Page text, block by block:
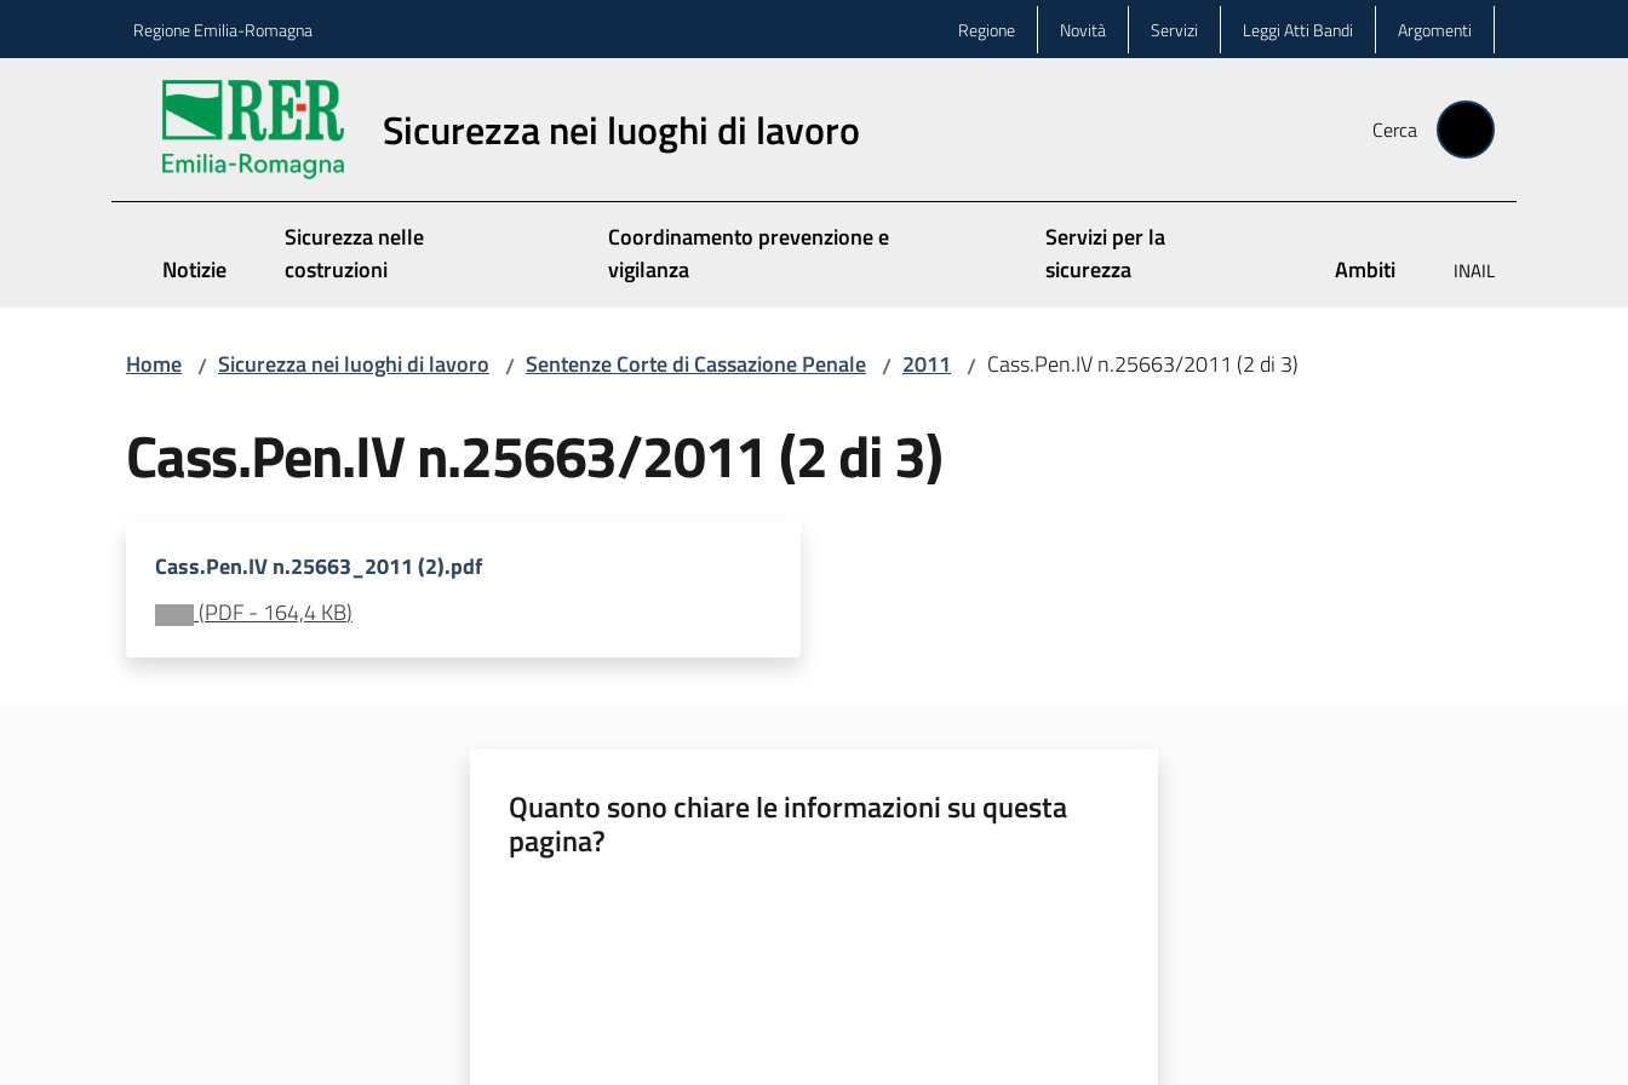
Regione Emilia-Romagna Regione Novità Servizi Leggi Atti Bandi Argomenti
Sicurezza nei luoghi di lavoro Cerca
Notizie
Sicurezza nelle
costruzioni
Coordinamento prevenzione e
vigilanza
Servizi per la
sicurezza
Ambiti INAIL
Home / Sicurezza nei luoghi di lavoro / Sentenze Corte di Cassazione Penale / 2011 / Cass.Pen.IV n.25663/2011 (2 di 3)
Cass.Pen.IV n.25663/2011 (2 di 3)
Cass.Pen.IV n.25663_2011 (2).pdf
(PDF- 164,4 KB)
Quanto sono chiare le informazioni su questa
pagina?